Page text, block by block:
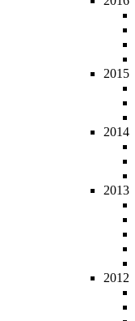
2015
2014
2013
2012